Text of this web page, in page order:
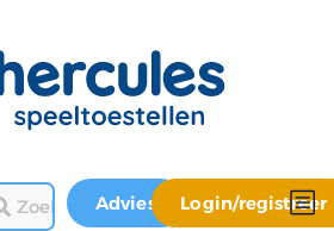
Advies Login/registreer